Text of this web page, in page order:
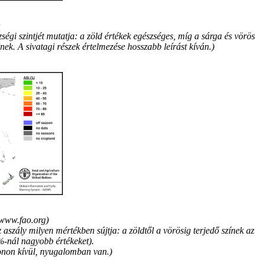
szintjét mutatja: a zöld értékek egészséges, míg a sárga és vörös
A sivatagi részek értelmezése hosszabb leírást kíván.)
milyen mértékben sújtja: a zöldtől a vörösig terjedő színek az
nál nagyobb értékeket).
kívül, nyugalomban van.)